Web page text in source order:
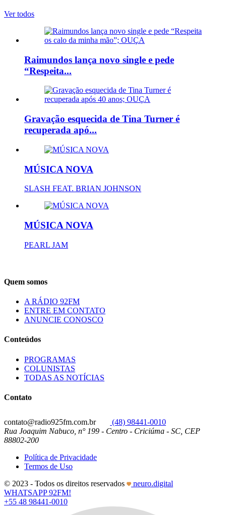
Ver todos
Raimundos lança novo single e pede
“Respeita...
Gravação esquecida de Tina Turner é
recuperada apó...
MÚSICA NOVA
SLASH FEAT. BRIAN JOHNSON
MÚSICA NOVA
PEARL JAM
Quem somos
A RÁDIO 92FM
ENTRE EM CONTATO
ANUNCIE CONOSCO
Conteúdos
PROGRAMAS
COLUNISTAS
TODAS AS NOTÍCIAS
Contato
contato@radio925fm.com.br
(48) 98441-0010
Rua Joaquim Nabuco, n° 199 - Centro - Criciúma - SC, CEP
88802-200
Política de Privacidade
Termos de Uso
© 2023 - Todos os direitos reservados
neuro.digital
WHATSAPP 92FM!
+55 48 98441-0010